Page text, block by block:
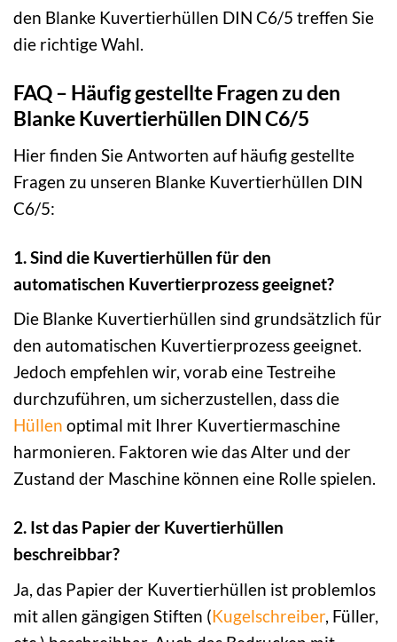
den Blanke Kuvertierhüllen DIN C6/5 treffen Sie
die richtige Wahl.
FAQ – Häufig gestellte Fragen zu den
Blanke Kuvertierhüllen DIN C6/5
Hier finden Sie Antworten auf häufig gestellte
Fragen zu unseren Blanke Kuvertierhüllen DIN
C6/5:
1. Sind die Kuvertierhüllen für den
automatischen Kuvertierprozess geeignet?
Die Blanke Kuvertierhüllen sind grundsätzlich für
den automatischen Kuvertierprozess geeignet.
Jedoch empfehlen wir, vorab eine Testreihe
durchzuführen, um sicherzustellen, dass die
Hüllen optimal mit Ihrer Kuvertiermaschine
harmonieren. Faktoren wie das Alter und der
Zustand der Maschine können eine Rolle spielen.
2. Ist das Papier der Kuvertierhüllen
beschreibbar?
Ja, das Papier der Kuvertierhüllen ist problemlos
mit allen gängigen Stiften (Kugelschreiber, Füller,